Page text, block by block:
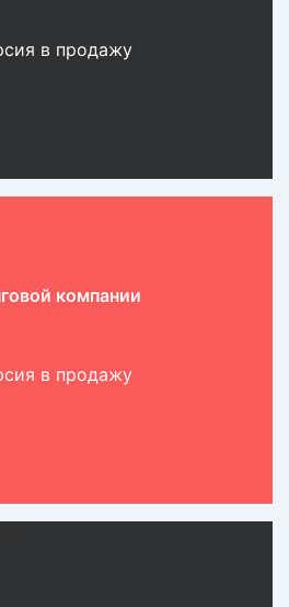
в продажу
компании
в продажу